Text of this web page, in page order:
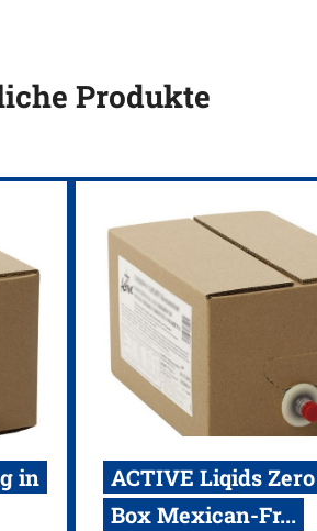
Produkte
in
ACTIVE Liqids
Box Mexican-Fr...